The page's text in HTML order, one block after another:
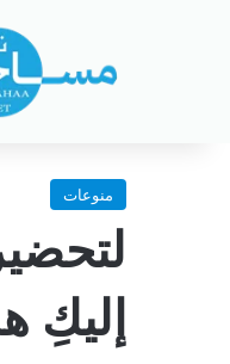
منوعات
إليكِ